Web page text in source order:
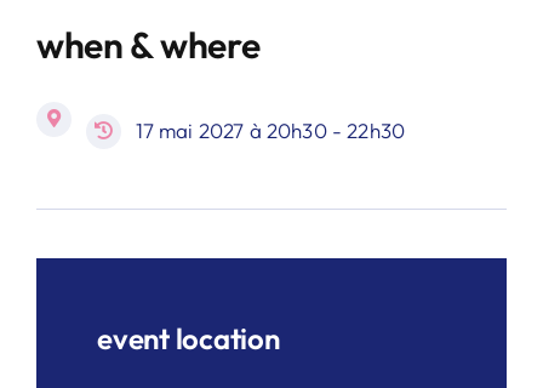
when & where
17 mai 2027 à 20h30 - 22h30
event location